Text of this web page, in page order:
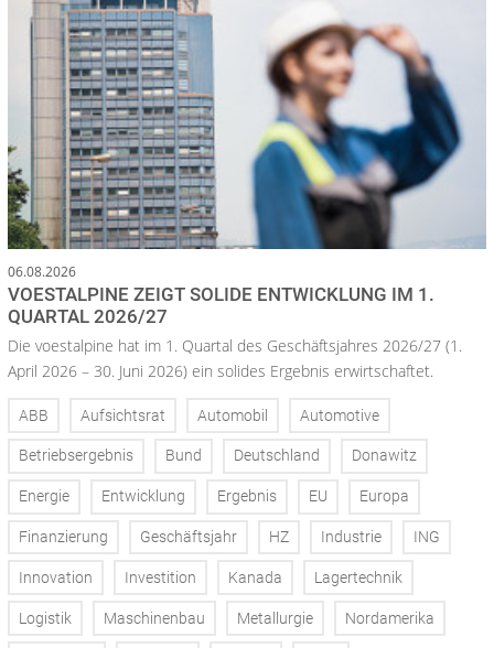
06.08.2026
VOESTALPINE ZEIGT SOLIDE ENTWICKLUNG IM 1.
QUARTAL 2026/27
Die voestalpine hat im 1. Quartal des Geschäftsjahres 2026/27 (1.
April 2026 – 30. Juni 2026) ein solides Ergebnis erwirtschaftet.
ABB Aufsichtsrat Automobil Automotive
Betriebsergebnis Bund Deutschland Donawitz
Energie Entwicklung Ergebnis EU Europa
Finanzierung Geschäftsjahr HZ Industrie ING
Innovation Investition Kanada Lagertechnik
Logistik Maschinenbau Metallurgie Nordamerika